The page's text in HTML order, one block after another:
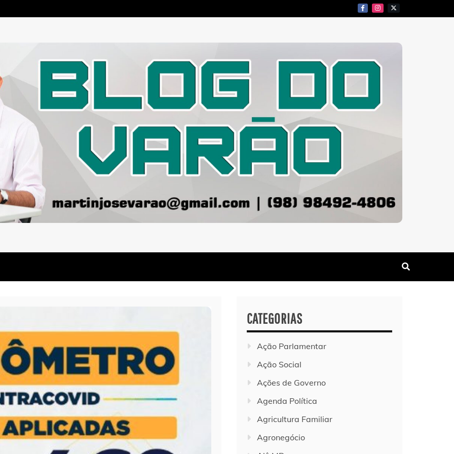
CATEGORIAS
Ação Parlamentar
Ação Social
Ações de Governo
Agenda Política
Agricultura Familiar
Agronegócio